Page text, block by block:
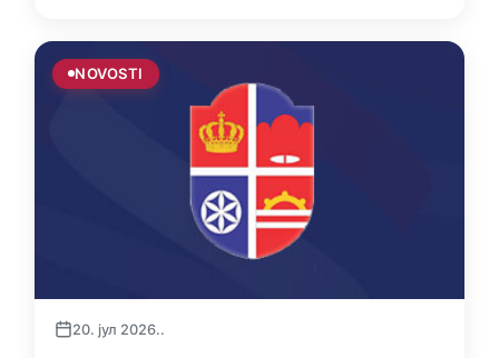
NOVOSTI
20. јул 2026..